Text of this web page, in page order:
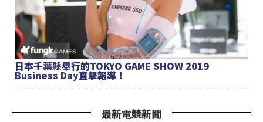
日本千葉縣舉行的TOKYO GAME SHOW 2019
Business Day直擊報導！
最新電競新聞